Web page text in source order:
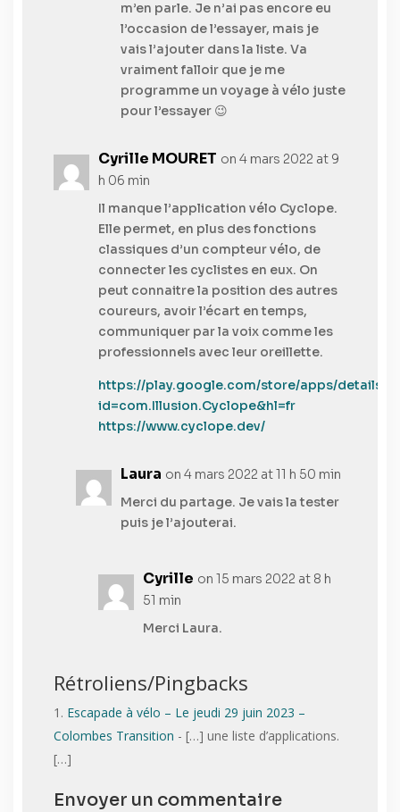
m’en parle. Je n’ai pas encore eu
l’occasion de l’essayer, mais je
vais l’ajouter dans la liste. Va
vraiment falloir que je me
programme un voyage à vélo juste
pour l’essayer 😉
Cyrille MOURET on 4 mars 2022 at 9
h 06 min
Il manque l’application vélo Cyclope.
Elle permet, en plus des fonctions
classiques d’un compteur vélo, de
connecter les cyclistes en eux. On
peut connaitre la position des autres
coureurs, avoir l’écart en temps,
communiquer par la voix comme les
professionnels avec leur oreillette.
https://play.google.com/store/apps/details?
id=com.Illusion.Cyclope&hl=fr
https://www.cyclope.dev/
Laura on 4 mars 2022 at 11 h 50 min
Merci du partage. Je vais la tester
puis je l’ajouterai.
Cyrille on 15 mars 2022 at 8 h
51 min
Merci Laura.
Rétroliens/Pingbacks
Escapade à vélo – Le jeudi 29 juin 2023 –
Colombes Transition - […] une liste d’applications.
[…]
Envoyer un commentaire